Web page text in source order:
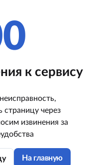
к сервису
страницу через
извинения за
На главную